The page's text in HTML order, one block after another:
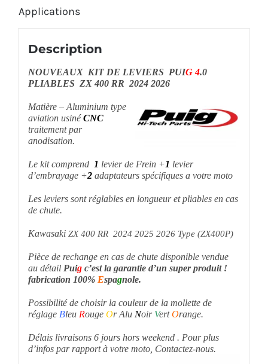
Applications
Description
NOUVEAUX KIT DE LEVIERS PUIG 4.0
PLIABLES ZX 400 RR 2024 2026
Matière – Aluminium type
aviation usinéCNC
traitement par
anodisation.
Le kit comprend 1 levier de Frein +1 levier
d’embrayage +2adaptateurs spécifiques a votre moto
Les leviers sont réglables en longueur et pliables en cas
de chute.
Kawasaki ZX 400 RR 2024 2025 2026 Type (ZX400P)
Pièce de rechange en cas de chute disponible vendue
au détail Puigc’est la garantie d’un super produit !
fabrication 100% Espagnole.
Possibilité de choisir la couleur de la mollette de
réglage Bleu Rouge Or Alu Noir VertOrange.
Délais livraisons 6 jours hors weekend . Pour plus
d’infos par rapport à votre moto, Contactez-nous.